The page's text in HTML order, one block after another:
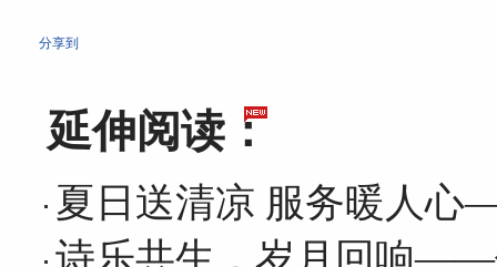
分享到
延伸阅读：
夏日送清凉 服务暖人
诗乐共生，岁月回响——